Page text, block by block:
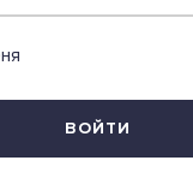
ВОЙТИ